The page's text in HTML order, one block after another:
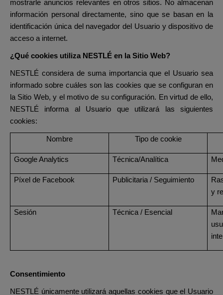
mostrarle anuncios relevantes en otros sitios. No almacenan
información personal directamente, sino que se basan en la
identificación única del navegador del Usuario y dispositivo de
acceso a internet.
¿Qué cookies utiliza NESTLÉ en la Sitio Web?
NESTLÉ considera de suma importancia que el Usuario sea
informado sobre cuáles son las cookies que se configuran en
la Sitio Web, y el motivo de su configuración. En virtud de ello,
NESTLÉ informa al Usuario que utilizará las siguientes
cookies:
Nombre Tipo de cookie
Google Analytics Técnica/Analítica
Píxel de Facebook Publicitaria / Seguimiento
y
Sesión Técnica / Esencial
Consentimiento
NESTLÉ únicamente utilizará aquellas cookies que el Usuario